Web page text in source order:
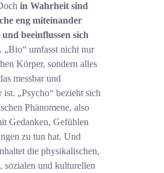
in Wahrheit sind
eng miteinander
beeinflussen sich
„Bio“ umfasst nicht nur
Körper, sondern alles
messbar und
ist. „Psycho“ bezieht sich
Phänomene, also
Gedanken, Gefühlen
zu tun hat. Und
die physikalischen,
sozialen und kulturellen